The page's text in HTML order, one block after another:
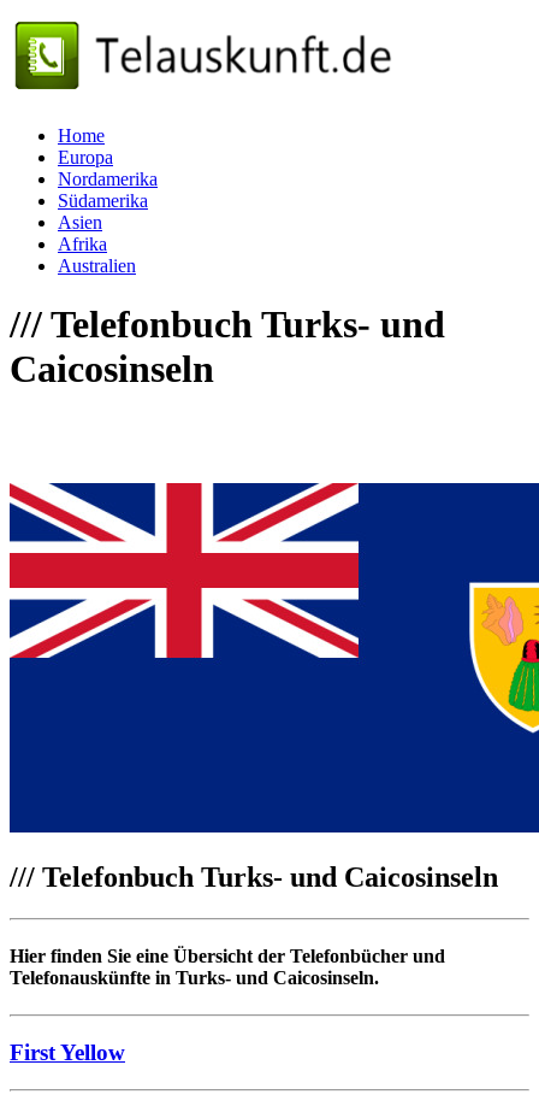
Home
Europa
Nordamerika
Südamerika
Asien
Afrika
Australien
///Telefonbuch Turks- und
Caicosinseln
/// Telefonbuch Turks- und Caicosinseln
Hier finden Sie eine Übersicht der Telefonbücher und
Telefonauskünfte in Turks- und Caicosinseln.
First Yellow